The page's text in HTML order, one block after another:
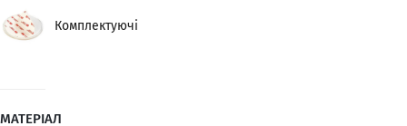
Комплектуючі
МАТЕРІАЛ